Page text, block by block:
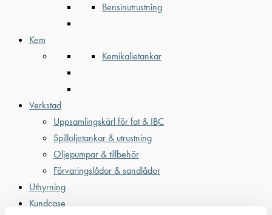
Bensinutrustning
Kem
Kemikalietankar
Verkstad
Uppsamlingskärl för fat & IBC
Spilloljetankar & utrustning
Oljepumpar & tillbehör
Förvaringslådor & sandlådor
Uthyrning
Kundcase